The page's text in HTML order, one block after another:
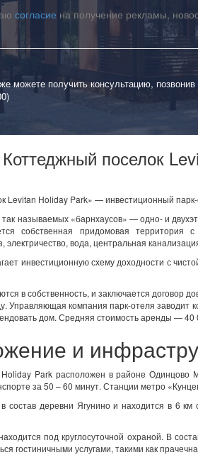
согласие на получение рекламы,
можете получить консультацию,
поселок
Levitan Holiday Park» — инвестиционный
так называемых «барнхаусов» — одно- и
собственная придомовая
электричество, вода, центральная
инвестиционную схему доходности с
в собственность, и заключается договор
Управляющая компания парк-отеля заводит
дом. Средняя стоимость аренды — 40
и
Holiday Park расположен в районе
за 50 – 60 минут. Станции метро
состав деревни Ягунино и находится в 6
под круглосуточной охраной. В
гостиничными услугами, такими как